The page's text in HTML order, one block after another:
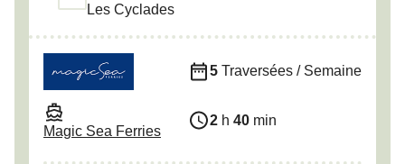
Les Cyclades
Magic Sea Ferries
5 Traversées / Semaine
2 h 40 min